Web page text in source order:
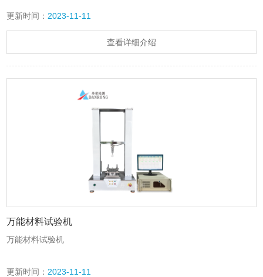
更新时间： 2023-11-11
查看详细介绍
万能材料试验机
万能材料试验机
更新时间： 2023-11-11